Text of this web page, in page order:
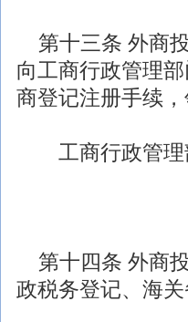
第十三条 外商
向工商行政管理
商登记注册手续，
工商行政管理
第十四条 外商
政税务登记、海